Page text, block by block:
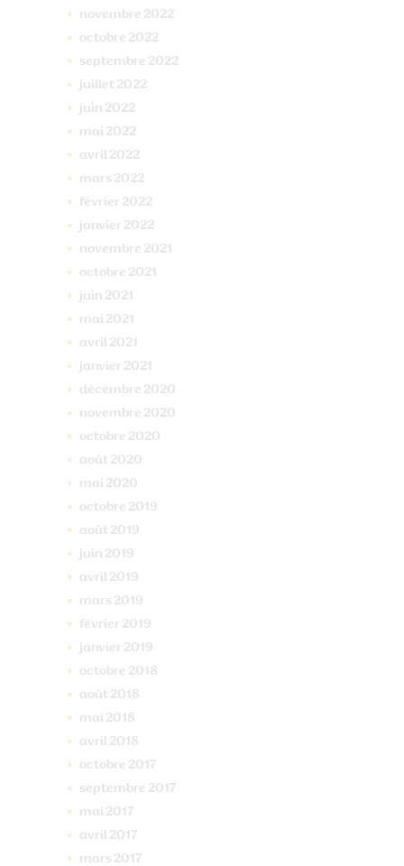
novembre 2022
octobre 2022
septembre 2022
juillet 2022
juin 2022
mai 2022
avril 2022
mars 2022
février 2022
janvier 2022
novembre 2021
octobre 2021
juin 2021
mai 2021
avril 2021
janvier 2021
décembre 2020
novembre 2020
octobre 2020
août 2020
mai 2020
octobre 2019
août 2019
juin 2019
avril 2019
mars 2019
février 2019
janvier 2019
octobre 2018
août 2018
mai 2018
avril 2018
octobre 2017
septembre 2017
mai 2017
avril 2017
mars 2017